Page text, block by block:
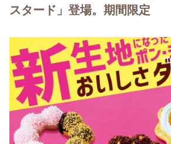
スタード」登場。期間限定